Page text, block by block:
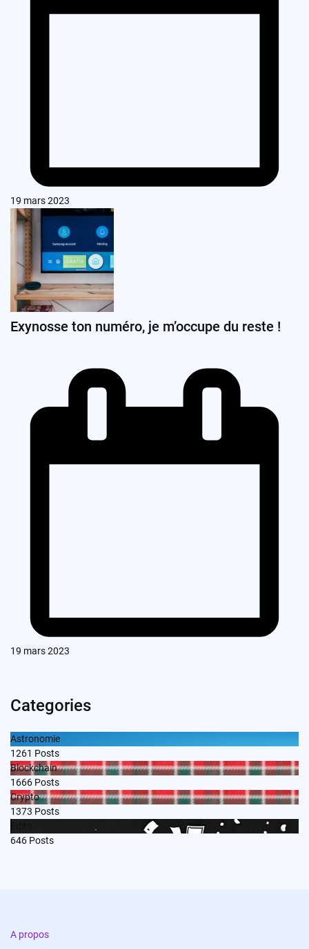
19 mars 2023
Exynosse ton numéro, je m’occupe du reste !
19 mars 2023
Categories
Astronomie
1261 Posts
Blockchain
1666 Posts
Crypto
1373 Posts
646 Posts
A propos